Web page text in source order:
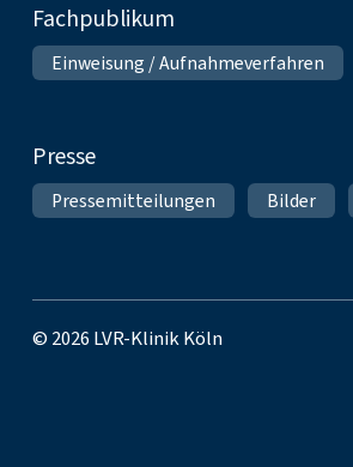
Fachpublikum
Einweisung / Aufnahmeverfahren
Presse
Pressemitteilungen Bilder
© 2026 LVR-Klinik Köln